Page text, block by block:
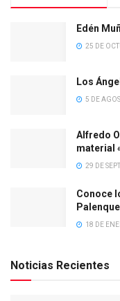
Edén
25 DE
Los
5 DE
Alfredo
material
29 DE
Conoce
18 DE
Noticias Recientes